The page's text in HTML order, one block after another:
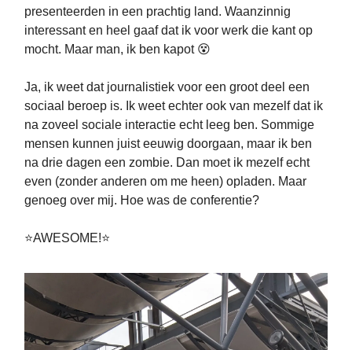
presenteerden in een prachtig land. Waanzinnig
interessant en heel gaaf dat ik voor werk die kant op
mocht. Maar man, ik ben kapot 😵
Ja, ik weet dat journalistiek voor een groot deel een
sociaal beroep is. Ik weet echter ook van mezelf dat ik
na zoveel sociale interactie echt leeg ben. Sommige
mensen kunnen juist eeuwig doorgaan, maar ik ben
na drie dagen een zombie. Dan moet ik mezelf echt
even (zonder anderen om me heen) opladen. Maar
genoeg over mij. Hoe was de conferentie?
⭐️AWESOME!⭐️